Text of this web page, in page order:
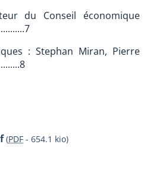
du Conseil économique
: Stephan Miran, Pierre
(PDF - 654.1 kio)